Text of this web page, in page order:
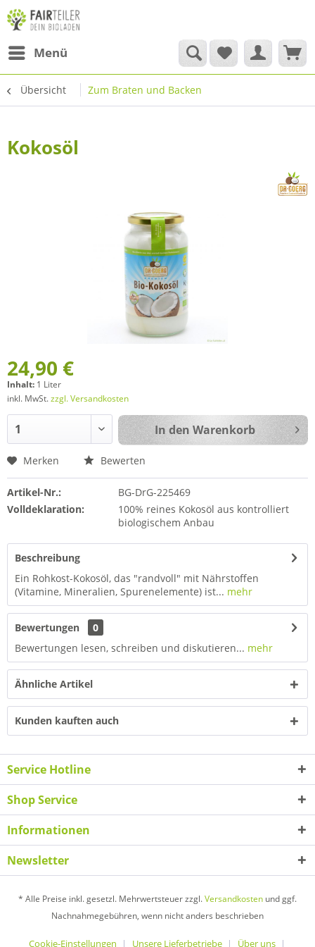
Menü
Übersicht Zum Braten und Backen
Kokosöl
24,90 €
Inhalt: 1 Liter
inkl. MwSt.zzgl. Versandkosten
In den Warenkorb
Merken Bewerten
Artikel-Nr.:
BG-DrG-225469
Volldeklaration:
100% reines Kokosöl aus kontrolliert
biologischem Anbau
Beschreibung
Ein Rohkost-Kokosöl, das "randvoll" mit Nährstoffen
(Vitamine, Mineralien, Spurenelemente) ist... mehr
Bewertungen
0
Bewertungen lesen, schreiben und diskutieren... mehr
Ähnliche Artikel
Kunden kauften auch
Service Hotline
Shop Service
Informationen
Newsletter
* Alle Preise inkl. gesetzl. Mehrwertsteuer zzgl.Versandkosten und ggf.
Nachnahmegebühren, wenn nicht anders beschrieben
Cookie-Einstellungen Unsere Lieferbetriebe Über uns